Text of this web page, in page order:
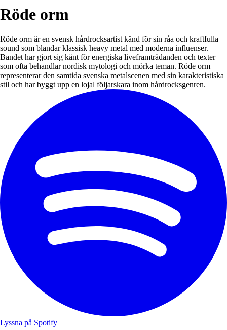
Röde orm
Röde orm är en svensk hårdrocksartist känd för sin råa och kraftfulla
sound som blandar klassisk heavy metal med moderna influenser.
Bandet har gjort sig känt för energiska liveframträdanden och texter
som ofta behandlar nordisk mytologi och mörka teman. Röde orm
representerar den samtida svenska metalscenen med sin karakteristiska
stil och har byggt upp en lojal följarskara inom hårdrocksgenren.
Lyssna på Spotify